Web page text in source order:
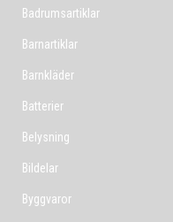
Badrumsartiklar
Barnartiklar
Barnkläder
Batterier
Belysning
Bildelar
Byggvaror